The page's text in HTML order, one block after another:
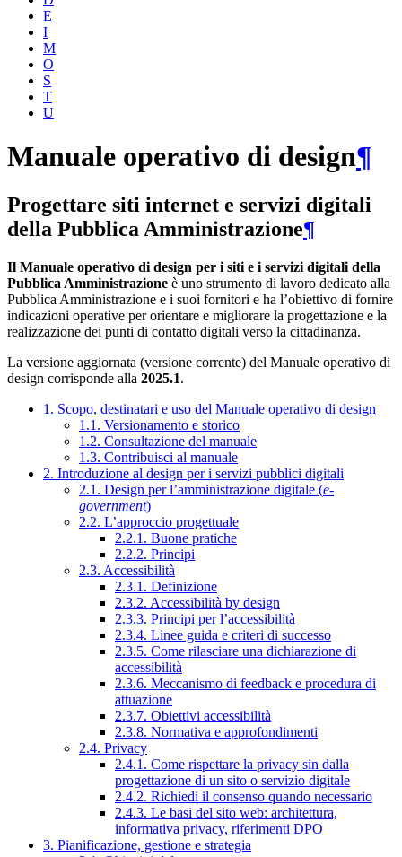
E
I
M
O
S
T
U
Manuale operativo di design¶
Progettare siti internet e servizi digitali
della Pubblica Amministrazione¶
Il Manuale operativo di design per i siti e i servizi digitali della
Pubblica Amministrazione è uno strumento di lavoro dedicato alla
Pubblica Amministrazione e i suoi fornitori e ha l’obiettivo di fornire
indicazioni operative per orientare e migliorare la progettazione e la
realizzazione dei punti di contatto digitali verso la cittadinanza.
La versione aggiornata (versione corrente) del Manuale operativo di
design corrisponde alla 2025.1.
1. Scopo, destinatari e uso del Manuale operativo di design
1.1. Versionamento e storico
1.2. Consultazione del manuale
1.3. Contribuisci al manuale
2. Introduzione al design per i servizi pubblici digitali
2.1. Design per l’amministrazione digitale (e-
government)
2.2. L’approccio progettuale
2.2.1. Buone pratiche
2.2.2. Principi
2.3. Accessibilità
2.3.1. Definizione
2.3.2. Accessibilità by design
2.3.3. Principi per l’accessibilità
2.3.4. Linee guida e criteri di successo
2.3.5. Come rilasciare una dichiarazione di
accessibilità
2.3.6. Meccanismo di feedback e procedura di
attuazione
2.3.7. Obiettivi accessibilità
2.3.8. Normativa e approfondimenti
2.4. Privacy
2.4.1. Come rispettare la privacy sin dalla
progettazione di un sito o servizio digitale
2.4.2. Richiedi il consenso quando necessario
2.4.3. Le basi del sito web: architettura,
informativa privacy, riferimenti DPO
3. Pianificazione, gestione e strategia